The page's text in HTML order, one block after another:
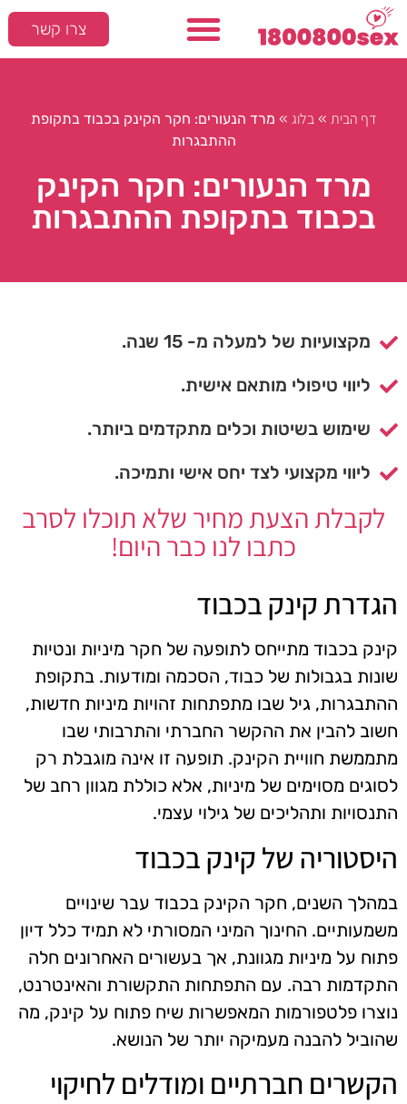
צרו קשר
דף הבית »בלוג » מרד הנעורים: חקר הקינק בכבוד בתקופת
ההתבגרות
מרד הנעורים: חקר הקינק
בכבוד בתקופת ההתבגרות
מקצועיות של למעלה מ- 15 שנה.
ליווי טיפולי מותאם אישית.
שימוש בשיטות וכלים מתקדמים ביותר.
ליווי מקצועי לצד יחס אישי ותמיכה.
לקבלת הצעת מחיר שלא תוכלו לסרב
כתבו לנו כבר היום!
הגדרת קינק בכבוד
קינק בכבוד מתייחס לתופעה של חקר מיניות ונטיות
שונות בגבולות של כבוד, הסכמה ומודעות. בתקופת
ההתבגרות, גיל שבו מתפתחות זהויות מיניות חדשות,
חשוב להבין את ההקשר החברתי והתרבותי שבו
מתממשת חוויית הקינק. תופעה זו אינה מוגבלת רק
לסוגים מסוימים של מיניות, אלא כוללת מגוון רחב של
התנסויות ותהליכים של גילוי עצמי.
היסטוריה של קינק בכבוד
במהלך השנים, חקר הקינק בכבוד עבר שינויים
משמעותיים. החינוך המיני המסורתי לא תמיד כלל דיון
פתוח על מיניות מגוונת, אך בעשורים האחרונים חלה
התקדמות רבה. עם התפתחות התקשורת והאינטרנט,
נוצרו פלטפורמות המאפשרות שיח פתוח על קינק, מה
שהוביל להבנה מעמיקה יותר של הנושא.
הקשרים חברתיים ומודלים לחיקוי